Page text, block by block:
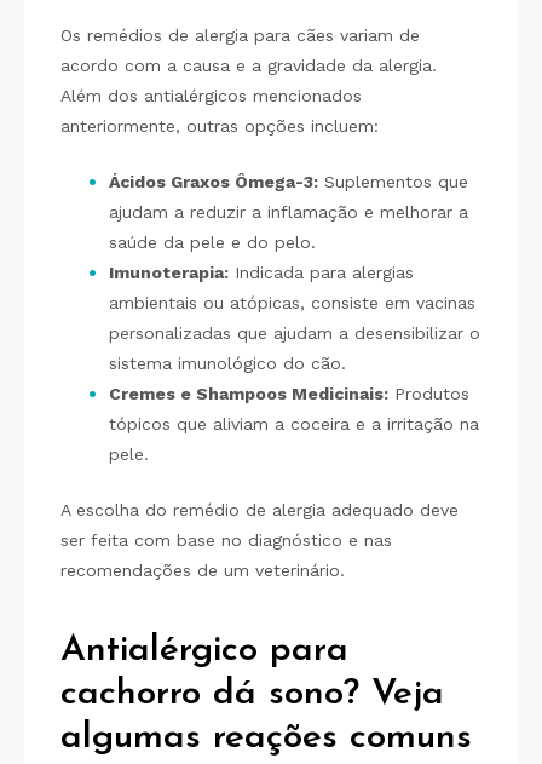
Os remédios de alergia para cães variam de
acordo com a causa e a gravidade da alergia.
Além dos antialérgicos mencionados
anteriormente, outras opções incluem:
Ácidos Graxos Ômega-3: Suplementos que
ajudam a reduzir a inflamação e melhorar a
saúde da pele e do pelo.
Imunoterapia: Indicada para alergias
ambientais ou atópicas, consiste em vacinas
personalizadas que ajudam a desensibilizar o
sistema imunológico do cão.
Cremes e Shampoos Medicinais: Produtos
tópicos que aliviam a coceira e a irritação na
pele.
A escolha do remédio de alergia adequado deve
ser feita com base no diagnóstico e nas
recomendações de um veterinário.
Antialérgico para
cachorro dá sono? Veja
algumas reações comuns